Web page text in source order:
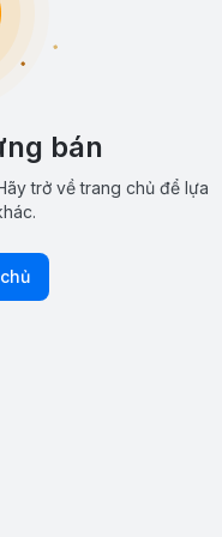
bán
trở về trang chủ để lựa